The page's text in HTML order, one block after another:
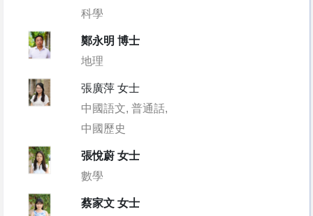
科學
鄭永明 博士
地理
張廣萍 女士
中國語文, 普通話,
中國歷史
張悅蔚 女士
數學
蔡家文 女士